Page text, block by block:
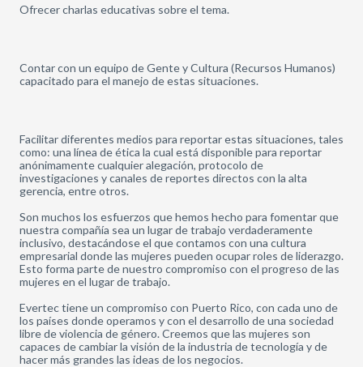
Ofrecer charlas educativas sobre el tema.
Contar con un equipo de Gente y Cultura (Recursos Humanos)
capacitado para el manejo de estas situaciones.
Facilitar diferentes medios para reportar estas situaciones, tales
como: una línea de ética la cual está disponible para reportar
anónimamente cualquier alegación, protocolo de
investigaciones y canales de reportes directos con la alta
gerencia, entre otros.
Son muchos los esfuerzos que hemos hecho para fomentar que
nuestra compañía sea un lugar de trabajo verdaderamente
inclusivo, destacándose el que contamos con una cultura
empresarial donde las mujeres pueden ocupar roles de liderazgo.
Esto forma parte de nuestro compromiso con el progreso de las
mujeres en el lugar de trabajo.
Evertec tiene un compromiso con Puerto Rico, con cada uno de
los países donde operamos y con el desarrollo de una sociedad
libre de violencia de género. Creemos que las mujeres son
capaces de cambiar la visión de la industria de tecnología y de
hacer más grandes las ideas de los negocios.